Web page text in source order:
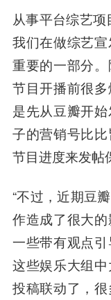
从事平台综艺
我们在做综艺
重要的一部分
节目开播前很
是先从豆瓣开
子的营销号比
节目进度来发帖
“不过，近期豆
作造成了很大
一些带有观点
这些娱乐大组
投稿联动了，